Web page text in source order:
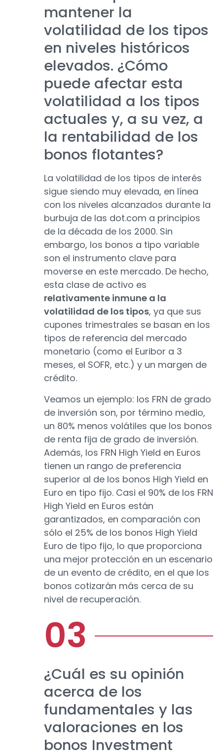
mantener la
volatilidad de los tipos
en niveles históricos
elevados. ¿Cómo
puede afectar esta
volatilidad a los tipos
actuales y, a su vez, a
la rentabilidad de los
bonos flotantes?
La volatilidad de los tipos de interés
sigue siendo muy elevada, en línea
con los niveles alcanzados durante la
burbuja de las dot.com a principios
de la década de los 2000. Sin
embargo, los bonos a tipo variable
son el instrumento clave para
moverse en este mercado. De hecho,
esta clase de activo es
relativamente inmune a la
volatilidad de los tipos, ya que sus
cupones trimestrales se basan en los
tipos de referencia del mercado
monetario (como el Euribor a 3
meses, el SOFR, etc.) y un margen de
crédito.
Veamos un ejemplo: los FRN de grado
de inversión son, por término medio,
un 80% menos volátiles que los bonos
de renta fija de grado de inversión.
Además, los FRN High Yield en Euros
tienen un rango de preferencia
superior al de los bonos High Yield en
Euro en tipo fijo. Casi el 90% de los FRN
High Yield en Euros están
garantizados, en comparación con
sólo el 25% de los bonos High Yield
Euro de tipo fijo, lo que proporciona
una mejor protección en un escenario
de un evento de crédito, en el que los
bonos cotizarán más cerca de su
nivel de recuperación.
¿Cuál es su opinión
acerca de los
fundamentales y las
valoraciones en los
bonos Investment